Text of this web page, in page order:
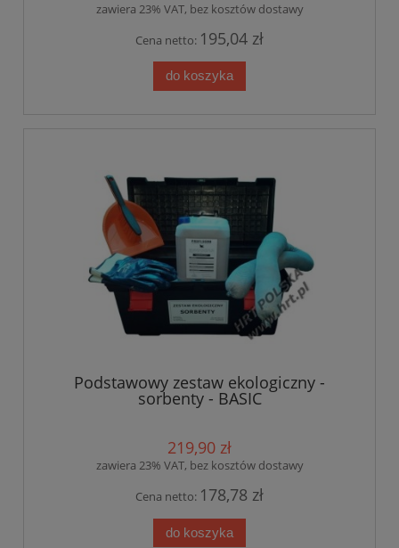
zawiera 23% VAT, bez kosztów dostawy
Cena netto: 195,04 zł
do koszyka
Podstawowy zestaw ekologiczny -
sorbenty - BASIC
219,90 zł
zawiera 23% VAT, bez kosztów dostawy
Cena netto: 178,78 zł
do koszyka